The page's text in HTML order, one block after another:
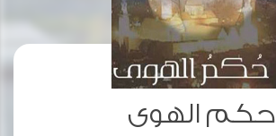
حكم الهوى